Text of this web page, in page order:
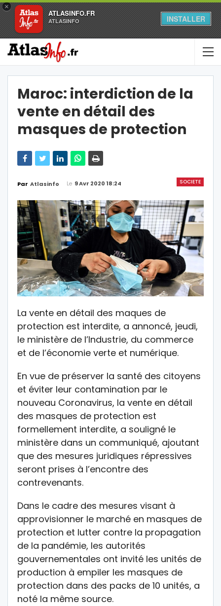
×
ATLASINFO.FR
ATLASINFO INSTALLER
Maroc: interdiction de la
vente en détail des
masques de protection
SOCIETE
Par Atlasinfo Le 9 Avr 2020 18:24
La vente en détail des maques de
protection est interdite, a annoncé, jeudi,
le ministère de l’Industrie, du commerce
et de l’économie verte et numérique.
En vue de préserver la santé des citoyens
et éviter leur contamination par le
nouveau Coronavirus, la vente en détail
des masques de protection est
formellement interdite, a souligné le
ministère dans un communiqué, ajoutant
que des mesures juridiques répressives
seront prises à l’encontre des
contrevenants.
Dans le cadre des mesures visant à
approvisionner le marché en masques de
protection et lutter contre la propagation
de la pandémie, les autorités
gouvernementales ont invité les unités de
production à empiler les masques de
protection dans des packs de 10 unités, a
noté la même source.